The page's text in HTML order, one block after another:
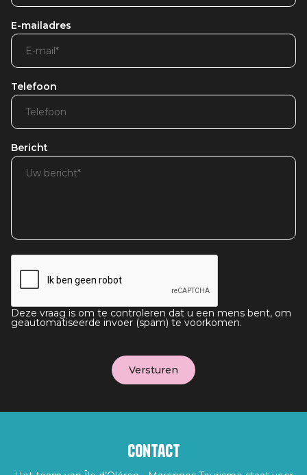
E-mailadres
Telefoon
Bericht
Deze vraag is om te controleren dat u een mens bent, om
geautomatiseerde invoer (spam) te voorkomen.
Contact